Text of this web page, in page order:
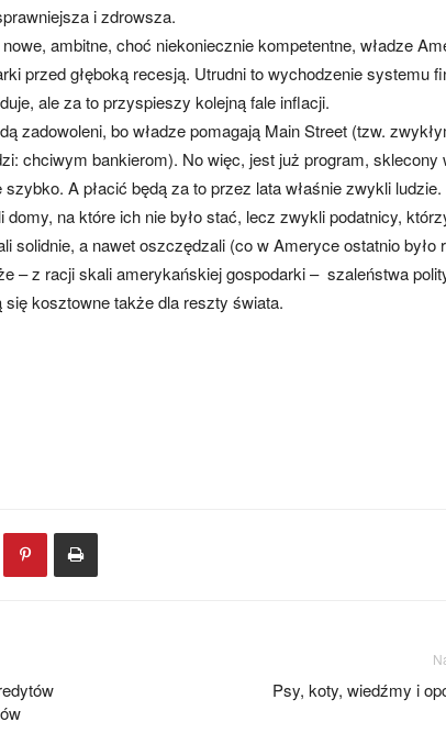
i zdrowsza.
ambitne, choć niekoniecznie kompetentne, władze
przed głęboką recesją. Utrudni to wychodzenie systemu
ale za to przyspieszy kolejną fale inflacji.
zadowoleni, bo władze pomagają Main Street (tzw.
chciwym bankierom). No więc, jest już program, sklecony
A płacić będą za to przez lata właśnie zwykli ludzie.
na które ich nie było stać, lecz zwykli podatnicy,
solidnie, a nawet oszczędzali (co w Ameryce ostatnio było
– z racji skali amerykańskiej gospodarki – szaleństwa
kosztowne także dla reszty świata.
Psy, koty, wiedźmy i